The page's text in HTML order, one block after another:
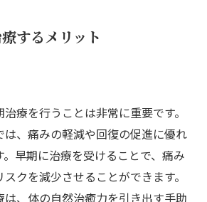
するメリット
療を行うことは非常に重要です。
は、痛みの軽減や回復の促進に優れ
早期に治療を受けることで、痛み
クを減少させることができます。
、体の自然治癒力を引き出す手助